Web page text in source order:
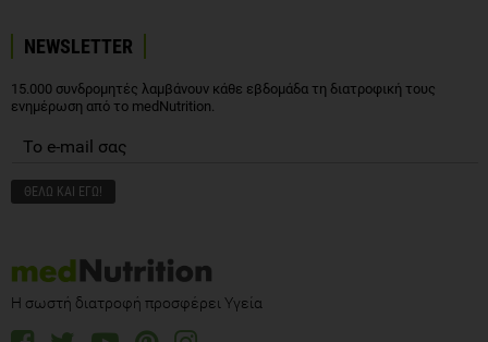
NEWSLETTER
15.000 συνδρομητές λαμβάνουν κάθε εβδομάδα τη διατροφική τους
ενημέρωση από το medNutrition.
Η σωστή διατροφή προσφέρει Υγεία